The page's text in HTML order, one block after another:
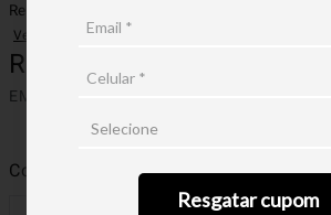
Resgatar cupom
Ref.:
Ver avaliações
R$ 279 , 90
EM ATÉ
Cor